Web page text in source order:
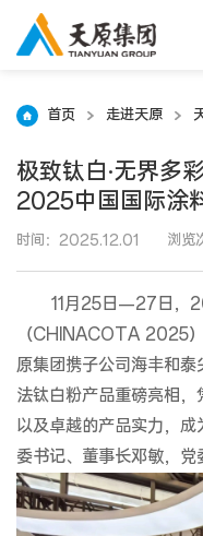
首页 走进天原
极致钛白·无界多
2025中国国际涂
时间：2025.12.01 浏览
11月25日—27日，
（CHINACOTA 2025
原集团携子公司海丰和
法钛白粉产品重磅亮相
以及卓越的产品实力，
委书记、董事长邓敏，党